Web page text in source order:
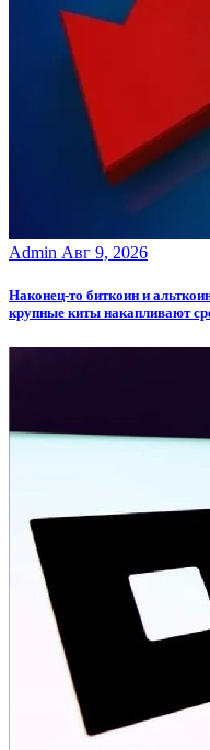
Admin Авг 9, 2026
Наконец-то биткоин и
крупные киты накапливают